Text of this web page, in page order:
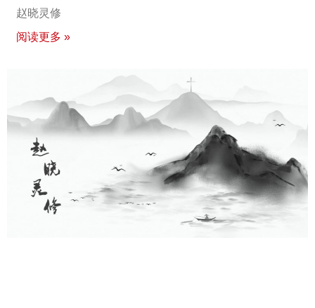
赵晓灵修
阅读更多 »